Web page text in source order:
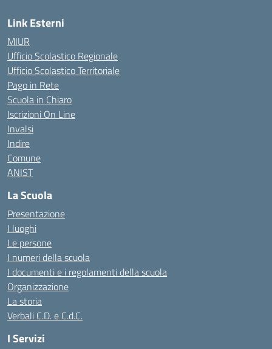
Link Esterni
MIUR
Ufficio Scolastico Regionale
Ufficio Scolastico Territoriale
Pago in Rete
Scuola in Chiaro
Iscrizioni On Line
Invalsi
Indire
Comune
ANIST
La Scuola
Presentazione
I luoghi
Le persone
I numeri della scuola
I documenti e i regolamenti della scuola
Organizzazione
La storia
Verbali C.D. e C.d.C.
I Servizi